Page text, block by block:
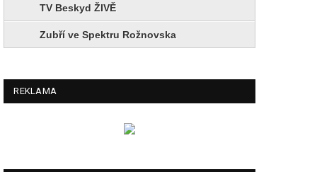
TV Beskyd ŽIVĚ
Zubří ve Spektru Rožnovska
REKLAMA